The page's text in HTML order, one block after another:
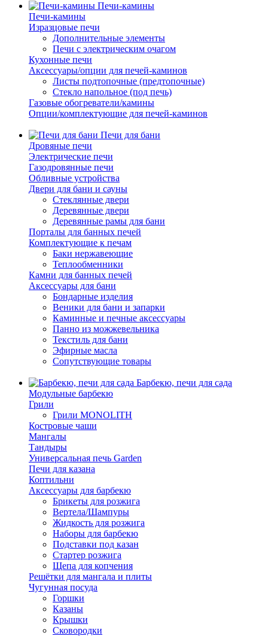
Печи-камины
Печи-камины
Изразцовые печи
Дополнительные элементы
Печи с электрическим очагом
Кухонные печи
Аксессуары/опции для печей-каминов
Листы подтопочные (предтопочные)
Стекло напольное (под печь)
Газовые обогреватели/камины
Опции/комплектующие для печей-каминов
Печи для бани
Дровяные печи
Электрические печи
Газодровянные печи
Обливные устройства
Двери для бани и сауны
Стеклянные двери
Деревянные двери
Деревянные рамы для бани
Порталы для банных печей
Комплектующие к печам
Баки нержавеющие
Теплообменники
Камни для банных печей
Аксессуары для бани
Бондарные изделия
Веники для бани и запарки
Каминные и печные аксессуары
Панно из можжевельника
Текстиль для бани
Эфирные масла
Сопутствующие товары
Барбекю, печи для сада
Модульные барбекю
Грили
Грили MONOLITH
Костровые чаши
Мангалы
Тандыры
Универсальная печь Garden
Печи для казана
Коптильни
Аксессуары для барбекю
Брикеты для розжига
Вертела/Шампуры
Жидкость для розжига
Наборы для барбекю
Подставки под казан
Стартер розжига
Щепа для копчения
Решётки для мангала и плиты
Чугунная посуда
Горшки
Казаны
Крышки
Сковородки